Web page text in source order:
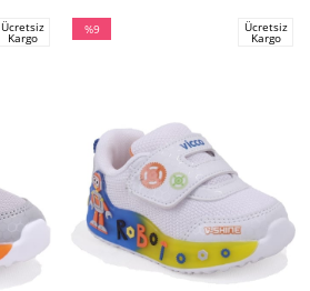
Ücretsiz
Kargo
%9
Ücretsiz
Kargo